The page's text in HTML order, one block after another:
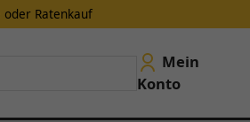
oder Ratenkauf
Mein
Konto